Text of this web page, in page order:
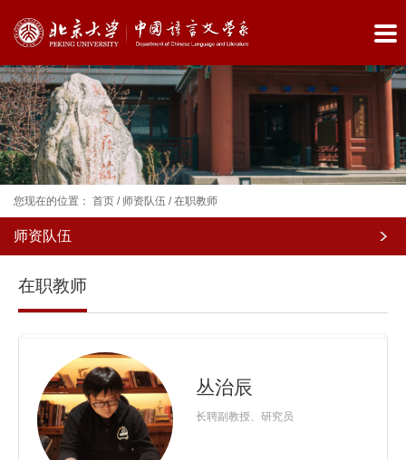
系
您现在的位置： 首页 / 师资队伍 /在职教师
师资队伍
在职教师
丛治辰
长聘副教授、研究员